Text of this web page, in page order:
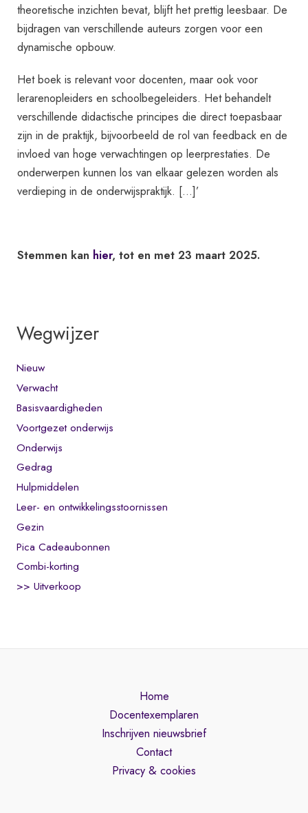
theoretische inzichten bevat, blijft het prettig leesbaar. De
bijdragen van verschillende auteurs zorgen voor een
dynamische opbouw.
Het boek is relevant voor docenten, maar ook voor
lerarenopleiders en schoolbegeleiders. Het behandelt
verschillende didactische principes die direct toepasbaar
zijn in de praktijk, bijvoorbeeld de rol van feedback en de
invloed van hoge verwachtingen op leerprestaties. De
onderwerpen kunnen los van elkaar gelezen worden als
verdieping in de onderwijspraktijk. […]’
Stemmen kan hier, tot en met 23 maart 2025.
Wegwijzer
Nieuw
Verwacht
Basisvaardigheden
Voortgezet onderwijs
Onderwijs
Gedrag
Hulpmiddelen
Leer- en ontwikkelingsstoornissen
Gezin
Pica Cadeaubonnen
Combi-korting
>> Uitverkoop
Home
Docentexemplaren
Inschrijven nieuwsbrief
Contact
Privacy & cookies